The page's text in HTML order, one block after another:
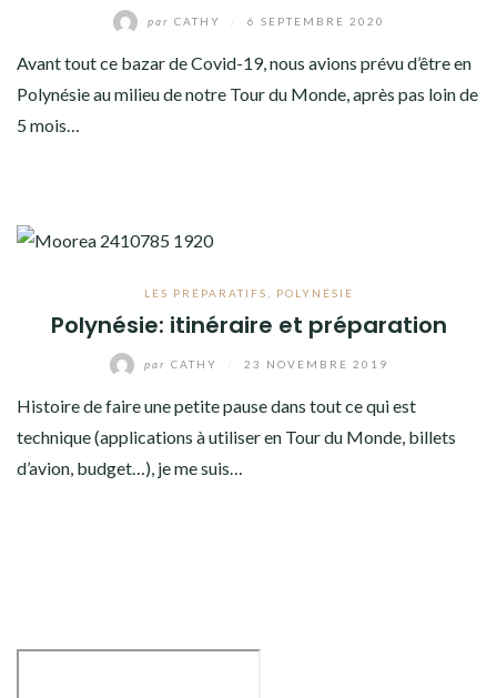
par CATHY 6 SEPTEMBRE 2020
Avant tout ce bazar de Covid-19, nous avions prévu d’être en
Polynésie au milieu de notre Tour du Monde, après pas loin de
5 mois…
LES PRÉPARATIFS POLYNÉSIE
Polynésie: itinéraire et préparation
par CATHY 23 NOVEMBRE 2019
Histoire de faire une petite pause dans tout ce qui est
technique (applications à utiliser en Tour du Monde, billets
d’avion, budget…), je me suis…